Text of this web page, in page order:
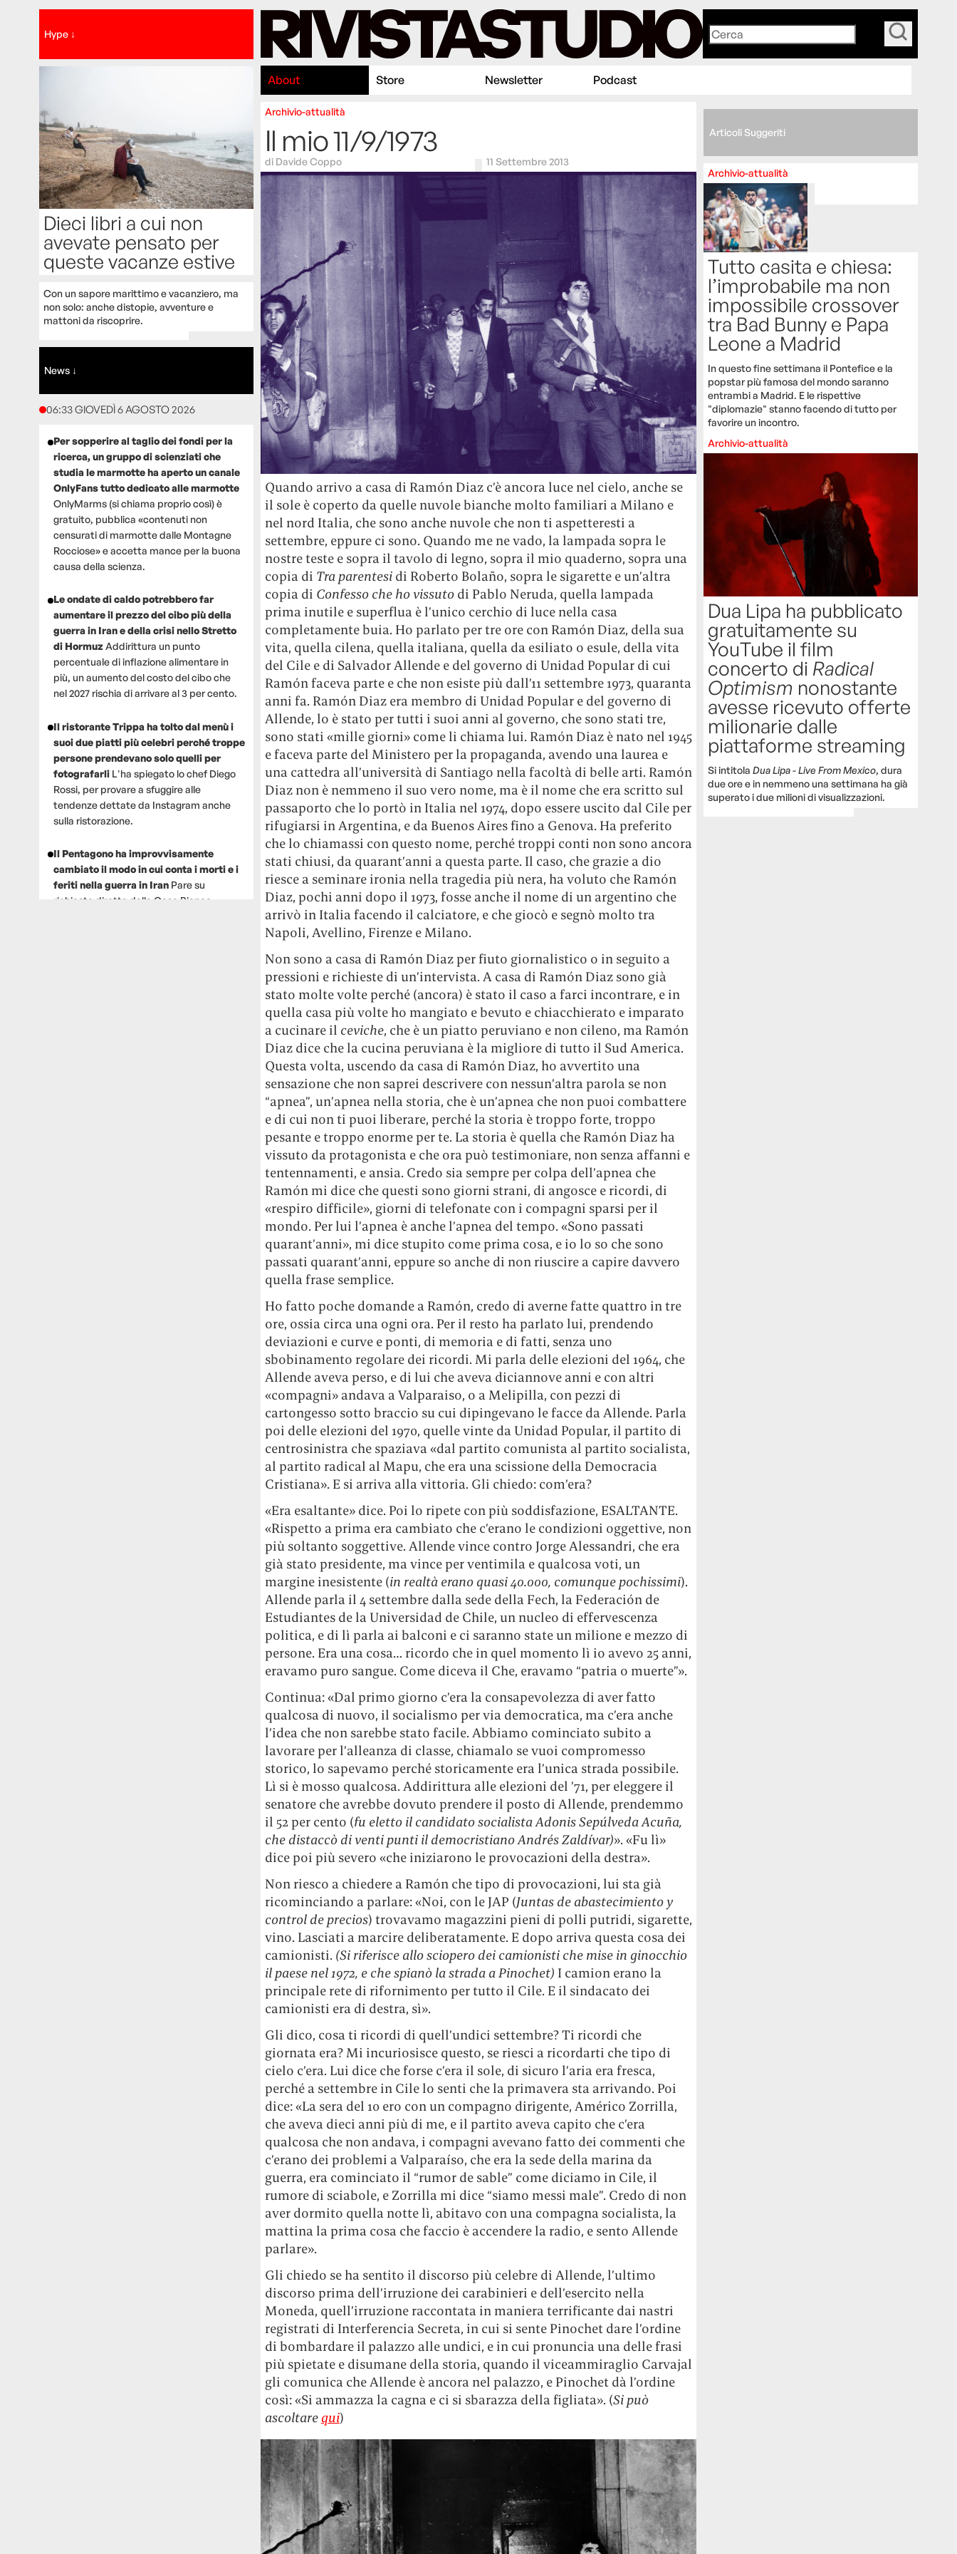
Hype ↓
Dieci libri a cui non
avevate pensato per
queste vacanze estive
Con un sapore marittimo e vacanziero, ma
non solo: anche distopie, avventure e
mattoni da riscoprire.
News ↓
06:33 GIOVEDÌ 6 AGOSTO 2026
Per sopperire al taglio dei fondi per la
ricerca, un gruppo di scienziati che
studia le marmotte ha aperto un canale
OnlyFans tutto dedicato alle marmotte
OnlyMarms (si chiama proprio così) è
gratuito, pubblica «contenuti non
censurati di marmotte dalle Montagne
Rocciose» e accetta mance per la buona
causa della scienza.
Le ondate di caldo potrebbero far
aumentare il prezzo del cibo più della
guerra in Iran e della crisi nello Stretto
di HormuzAddirittura un punto
percentuale di inflazione alimentare in
più, un aumento del costo del cibo che
nel 2027 rischia di arrivare al 3 per cento.
Il ristorante Trippa ha tolto dal menù i
suoi due piatti più celebri perché troppe
persone prendevano solo quelli per
fotografarli L'ha spiegato lo chef Diego
Rossi, per provare a sfuggire alle
tendenze dettate da Instagram anche
sulla ristorazione.
Il Pentagono ha improvvisamente
cambiato il modo in cui conta i morti e i
feriti nella guerra in Iran Pare su
richiesta diretta dalla Casa Bianca.
About Store Newsletter Podcast
Archivio-attualità
Il mio 11/9/1973
di Davide Coppo 11 Settembre 2013
Quando arrivo a casa di Ramón Diaz c’è ancora luce nel cielo, anche se
il sole è coperto da quelle nuvole bianche molto familiari a Milano e
nel nord Italia, che sono anche nuvole che non ti aspetteresti a
settembre, eppure ci sono. Quando me ne vado, la lampada sopra le
nostre teste e sopra il tavolo di legno, sopra il mio quaderno, sopra una
copia di Tra parentesidi Roberto Bolaño, sopra le sigarette e un’altra
copia di Confesso che ho vissutodi Pablo Neruda, quella lampada
prima inutile e superflua è l’unico cerchio di luce nella casa
completamente buia. Ho parlato per tre ore con Ramón Diaz, della sua
vita, quella cilena, quella italiana, quella da esiliato o esule, della vita
del Cile e di Salvador Allende e del governo di Unidad Popular di cui
Ramón faceva parte e che non esiste più dall’11 settembre 1973, quaranta
anni fa. Ramón Diaz era membro di Unidad Popular e del governo di
Allende, lo è stato per tutti i suoi anni al governo, che sono stati tre,
sono stati «mille giorni» come li chiama lui. Ramón Diaz è nato nel 1945
e faceva parte del Ministero per la propaganda, avendo una laurea e
una cattedra all’università di Santiago nella facoltà di belle arti. Ramón
Diaz non è nemmeno il suo vero nome, ma è il nome che era scritto sul
passaporto che lo portò in Italia nel 1974, dopo essere uscito dal Cile per
rifugiarsi in Argentina, e da Buenos Aires fino a Genova. Ha preferito
che lo chiamassi con questo nome, perché troppi conti non sono ancora
stati chiusi, da quarant’anni a questa parte. Il caso, che grazie a dio
riesce a seminare ironia nella tragedia più nera, ha voluto che Ramón
Diaz, pochi anni dopo il 1973, fosse anche il nome di un argentino che
arrivò in Italia facendo il calciatore, e che giocò e segnò molto tra
Napoli, Avellino, Firenze e Milano.
Non sono a casa di Ramón Diaz per fiuto giornalistico o in seguito a
pressioni e richieste di un’intervista. A casa di Ramón Diaz sono già
stato molte volte perché (ancora) è stato il caso a farci incontrare, e in
quella casa più volte ho mangiato e bevuto e chiacchierato e imparato
a cucinare il ceviche, che è un piatto peruviano e non cileno, ma Ramón
Diaz dice che la cucina peruviana è la migliore di tutto il Sud America.
Questa volta, uscendo da casa di Ramón Diaz, ho avvertito una
sensazione che non saprei descrivere con nessun’altra parola se non
“apnea”, un’apnea nella storia, che è un’apnea che non puoi combattere
e di cui non ti puoi liberare, perché la storia è troppo forte, troppo
pesante e troppo enorme per te. La storia è quella che Ramón Diaz ha
vissuto da protagonista e che ora può testimoniare, non senza affanni e
tentennamenti, e ansia. Credo sia sempre per colpa dell’apnea che
Ramón mi dice che questi sono giorni strani, di angosce e ricordi, di
«respiro difficile», giorni di telefonate con i compagni sparsi per il
mondo. Per lui l’apnea è anche l’apnea del tempo. «Sono passati
quarant’anni», mi dice stupito come prima cosa, e io lo so che sono
passati quarant’anni, eppure so anche di non riuscire a capire davvero
quella frase semplice.
Ho fatto poche domande a Ramón, credo di averne fatte quattro in tre
ore, ossia circa una ogni ora. Per il resto ha parlato lui, prendendo
deviazioni e curve e ponti, di memoria e di fatti, senza uno
sbobinamento regolare dei ricordi. Mi parla delle elezioni del 1964, che
Allende aveva perso, e di lui che aveva diciannove anni e con altri
«compagni» andava a Valparaiso, o a Melipilla, con pezzi di
cartongesso sotto braccio su cui dipingevano le facce da Allende. Parla
poi delle elezioni del 1970, quelle vinte da Unidad Popular, il partito di
centrosinistra che spaziava «dal partito comunista al partito socialista,
al partito radical al Mapu, che era una scissione della Democracia
Cristiana». E si arriva alla vittoria. Gli chiedo: com’era?
«Era esaltante» dice. Poi lo ripete con più soddisfazione, ESALTANTE.
«Rispetto a prima era cambiato che c’erano le condizioni oggettive, non
più soltanto soggettive. Allende vince contro Jorge Alessandri, che era
già stato presidente, ma vince per ventimila e qualcosa voti, un
margine inesistente (in realtà erano quasi 40.000, comunque pochissimi).
Allende parla il 4 settembre dalla sede della Fech, la Federación de
Estudiantes de la Universidad de Chile, un nucleo di effervescenza
politica, e di lì parla ai balconi e ci saranno state un milione e mezzo di
persone. Era una cosa… ricordo che in quel momento lì io avevo 25 anni,
eravamo puro sangue. Come diceva il Che, eravamo “patria o muerte”».
Continua: «Dal primo giorno c’era la consapevolezza di aver fatto
qualcosa di nuovo, il socialismo per via democratica, ma c’era anche
l’idea che non sarebbe stato facile. Abbiamo cominciato subito a
lavorare per l’alleanza di classe, chiamalo se vuoi compromesso
storico, lo sapevamo perché storicamente era l’unica strada possibile.
Lì si è mosso qualcosa. Addirittura alle elezioni del ’71, per eleggere il
senatore che avrebbe dovuto prendere il posto di Allende, prendemmo
il 52 per cento (fu eletto il candidato socialista Adonis Sepúlveda Acuña,
che distaccò di venti punti il democristiano Andrés Zaldívar)». «Fu lì»
dice poi più severo «che iniziarono le provocazioni della destra».
Non riesco a chiedere a Ramón che tipo di provocazioni, lui sta già
ricominciando a parlare: «Noi, con le JAP (Juntas de abastecimiento y
control de precios) trovavamo magazzini pieni di polli putridi, sigarette,
vino. Lasciati a marcire deliberatamente. E dopo arriva questa cosa dei
camionisti. (Si riferisce allo sciopero dei camionisti che mise in ginocchio
il paese nel 1972, e che spianò la strada a Pinochet) I camion erano la
principale rete di rifornimento per tutto il Cile. E il sindacato dei
camionisti era di destra, sì».
Gli dico, cosa ti ricordi di quell’undici settembre? Ti ricordi che
giornata era? Mi incuriosisce questo, se riesci a ricordarti che tipo di
cielo c’era. Lui dice che forse c’era il sole, di sicuro l’aria era fresca,
perché a settembre in Cile lo senti che la primavera sta arrivando. Poi
dice: «La sera del 10 ero con un compagno dirigente, Américo Zorrilla,
che aveva dieci anni più di me, e il partito aveva capito che c’era
qualcosa che non andava, i compagni avevano fatto dei commenti che
c’erano dei problemi a Valparaíso, che era la sede della marina da
guerra, era cominciato il “rumor de sable” come diciamo in Cile, il
rumore di sciabole, e Zorrilla mi dice “siamo messi male”. Credo di non
aver dormito quella notte lì, abitavo con una compagna socialista, la
mattina la prima cosa che faccio è accendere la radio, e sento Allende
parlare».
Gli chiedo se ha sentito il discorso più celebre di Allende, l’ultimo
discorso prima dell’irruzione dei carabinieri e dell’esercito nella
Moneda, quell’irruzione raccontata in maniera terrificante dai nastri
registrati di Interferencia Secreta, in cui si sente Pinochet dare l’ordine
di bombardare il palazzo alle undici, e in cui pronuncia una delle frasi
più spietate e disumane della storia, quando il viceammiraglio Carvajal
gli comunica che Allende è ancora nel palazzo, e Pinochet dà l’ordine
così: «Si ammazza la cagna e ci si sbarazza della figliata». (Si può
ascoltare qui)
Articoli Suggeriti
Archivio-attualità
Tutto casita e chiesa:
l’improbabile ma non
impossibile crossover
tra Bad Bunny e Papa
Leone a Madrid
In questo fine settimana il Pontefice e la
popstar più famosa del mondo saranno
entrambi a Madrid. E le rispettive
"diplomazie" stanno facendo di tutto per
favorire un incontro.
Archivio-attualità
Dua Lipa ha pubblicato
gratuitamente su
YouTube il film
concerto di Radical
Optimism nonostante
avesse ricevuto offerte
milionarie dalle
piattaforme streaming
Si intitolaDua Lipa - Live From Mexico, dura
due ore e in nemmeno una settimana ha già
superato i due milioni di visualizzazioni.